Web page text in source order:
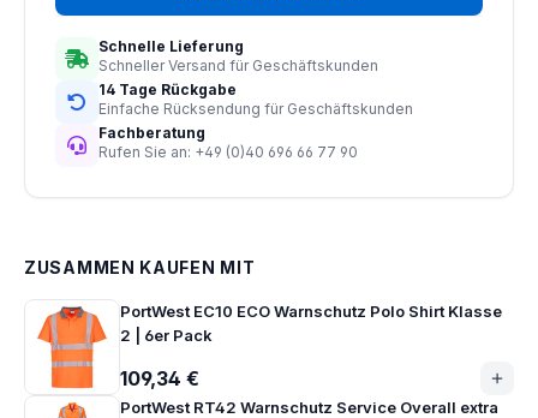
Schnelle Lieferung
Schneller Versand für Geschäftskunden
14 Tage Rückgabe
Einfache Rücksendung für Geschäftskunden
Fachberatung
Rufen Sie an: +49 (0)40 696 66 77 90
ZUSAMMEN KAUFEN MIT
PortWest EC10 ECO Warnschutz Polo Shirt Klasse
2 | 6er Pack
109,34 €
PortWest RT42 Warnschutz Service Overall extra